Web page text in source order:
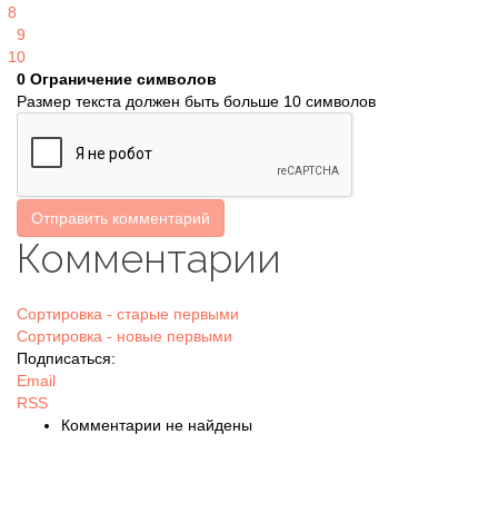
8
9
10
0 Ограничение символов
Размер текста должен быть больше 10 символов
Отправить комментарий
Комментарии
Сортировка - старые первыми
Сортировка - новые первыми
Подписаться:
Email
RSS
Комментарии не найдены